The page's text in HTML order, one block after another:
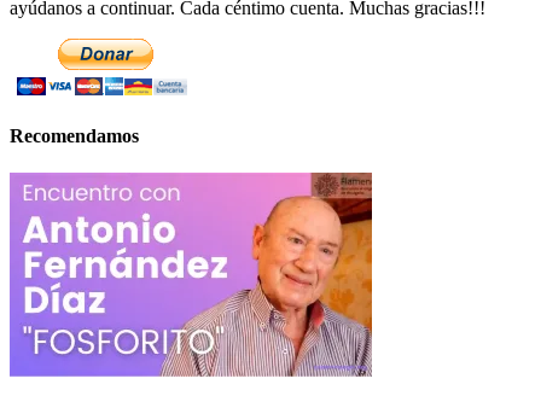
ayúdanos a continuar. Cada céntimo cuenta. Muchas gracias!!!
Recomendamos